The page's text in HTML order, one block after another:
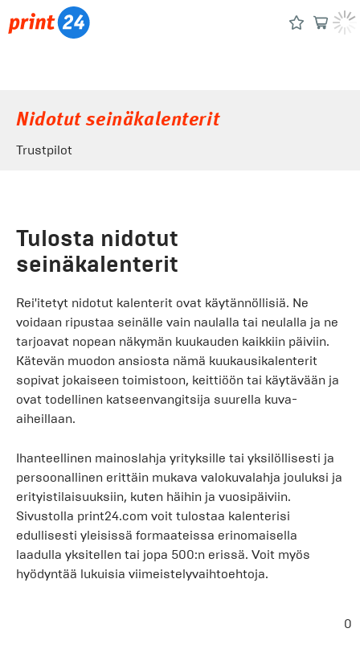
Nidotut seinäkalenterit
Trustpilot
Tulosta nidotut
seinäkalenterit
Rei'itetyt nidotut kalenterit ovat käytännöllisiä. Ne
voidaan ripustaa seinälle vain naulalla tai neulalla ja ne
tarjoavat nopean näkymän kuukauden kaikkiin päiviin.
Kätevän muodon ansiosta nämä kuukausikalenterit
sopivat jokaiseen toimistoon, keittiöön tai käytävään ja
ovat todellinen katseenvangitsija suurella kuva-
aiheillaan.
Ihanteellinen mainoslahja yrityksille tai yksilöllisesti ja
persoonallinen erittäin mukava valokuvalahja jouluksi ja
erityistilaisuuksiin, kuten häihin ja vuosipäiviin.
Sivustolla print24.com voit tulostaa kalenterisi
edullisesti yleisissä formaateissa erinomaisella
laadulla yksitellen tai jopa 500:n erissä. Voit myös
hyödyntää lukuisia viimeistelyvaihtoehtoja.
0